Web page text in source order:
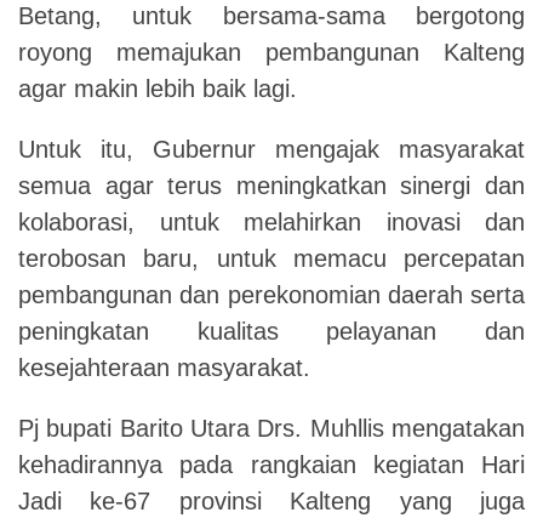
Betang, untuk bersama-sama bergotong
royong memajukan pembangunan Kalteng
agar makin lebih baik lagi.
Untuk itu,
Gubernur mengajak masyarakat
semua agar terus meningkatkan sinergi dan
kolaborasi, untuk melahirkan inovasi dan
terobosan baru, untuk memacu percepatan
pembangunan dan perekonomian daerah serta
peningkatan kualitas pelayanan dan
kesejahteraan masyarakat.
Pj bupati Barito Utara Drs. Muhllis mengatakan
kehadirannya pada rangkaian kegiatan Hari
Jadi ke-67 provinsi Kalteng yang juga